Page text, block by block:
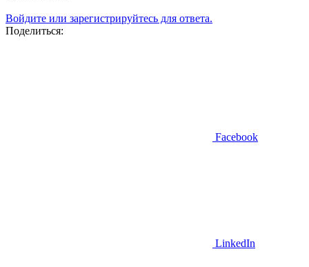
Войдите или зарегистрируйтесь для ответа.
Поделиться:
Facebook
LinkedIn